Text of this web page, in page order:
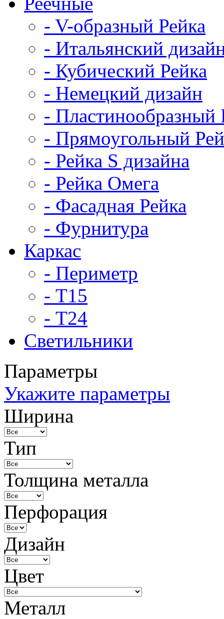
- V-образный Рейка
- Итальянский
- Кубический Рейка
- Немецкий дизайн
- Пластинообразный
- Прямоугольный
- Рейка S дизайна
- Рейка Омега
- Фасадная Рейка
- Фурнитура
Каркас
- Периметр
- Т15
- Т24
Светильники
Параметры
Укажите параметры
Ширина
Тип
Толщина металла
Перфорация
Дизайн
Цвет
Металл